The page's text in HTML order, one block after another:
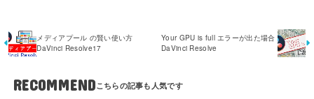
メディアプール の賢い使い方
DaVinci Resolve17
Your GPU is full エラーが出た場合
DaVinci Resolve
RECOMMEND